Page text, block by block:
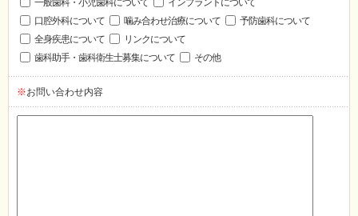
一般歯科・小児歯科について
インプラントについて
口腔外科について
噛み合わせ治療について
予防歯科について
全身疾患について
リンクについて
歯科助手・歯科衛生士募集について
その他
※お問い合わせ内容